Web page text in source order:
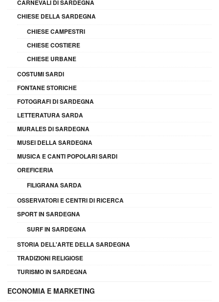
CARNEVALI DI SARDEGNA
CHIESE DELLA SARDEGNA
CHIESE CAMPESTRI
CHIESE COSTIERE
CHIESE URBANE
COSTUMI SARDI
FONTANE STORICHE
FOTOGRAFI DI SARDEGNA
LETTERATURA SARDA
MURALES DI SARDEGNA
MUSEI DELLA SARDEGNA
MUSICA E CANTI POPOLARI SARDI
OREFICERIA
FILIGRANA SARDA
OSSERVATORI E CENTRI DI RICERCA
SPORT IN SARDEGNA
SURF IN SARDEGNA
STORIA DELL'ARTE DELLA SARDEGNA
TRADIZIONI RELIGIOSE
TURISMO IN SARDEGNA
ECONOMIA E MARKETING